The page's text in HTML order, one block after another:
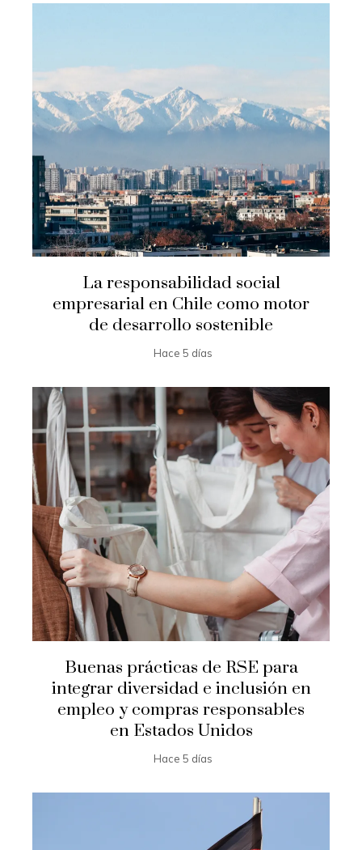
La responsabilidad social
empresarial en Chile como motor
de desarrollo sostenible
Hace 5 días
Buenas prácticas de RSE para
integrar diversidad e inclusión en
empleo y compras responsables
en Estados Unidos
Hace 5 días